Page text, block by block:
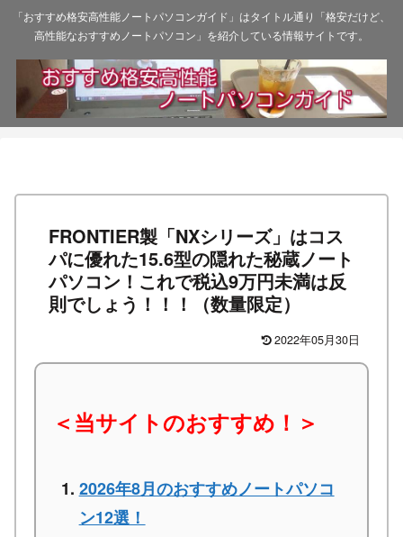
「おすすめ格安高性能ノートパソコンガイド」はタイトル通り「格安だけど、
高性能なおすすめノートパソコン」を紹介している情報サイトです。
FRONTIER製「NXシリーズ」はコス
パに優れた15.6型の隠れた秘蔵ノート
パソコン！これで税込9万円未満は反
則でしょう！！！（数量限定）
2022年05月30日
＜当サイトのおすすめ！＞
2026年8月のおすすめノートパソコ
ン12選！